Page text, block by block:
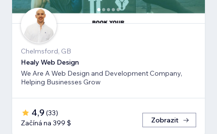
Chelmsford, GB
Healy Web Design
We Are A Web Design and Development Company,
Helping Businesses Grow
4,9 (33)
Začíná na 399 $
Zobrazit